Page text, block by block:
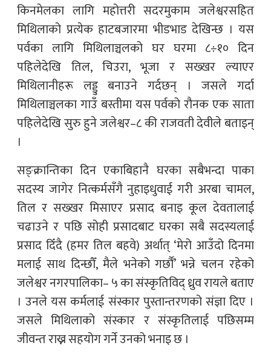
किनमेलका लागि महोत्तरी सदरमुकाम जलेश्वरसहित
मिथिलाको प्रत्येक हाटबजारमा भीडभाड देखिन्छ । यस
पर्वका लागि मिथिलाञ्चलको घर घरमा ८÷१० दिन
पहिलेदेखि तिल, चिउरा, भूजा र सख्खर ल्याएर
मिथिलानीहरू लड्डु बनाउने गर्दछन् । जसले गर्दा
मिथिलाञ्चलका गाउँ बस्तीमा यस पर्वको रौनक एक साता
पहिलेदेखि सुरु हुने जलेश्वर–८ की राजवती देवीले बताइन्
।
सङ्क्रान्तिका दिन एकाबिहानै घरका सबैभन्दा पाका
सदस्य जागेर नित्कर्मसँगै नुहाइधुवाई गरी अरबा चामल,
तिल र सख्खर मिसाएर प्रसाद बनाइ कूल देवतालाई
चढाउने र पछि सोही प्रसादबाट घरका सबै सदस्यलाई
प्रसाद दिँदै (हमर तिल बहवे) अर्थात् ‘मेरो आउँदो दिनमा
मलाई साथ दिन्छौँ, मैले भनेको गर्छौँ’ भन्ने चलन रहेको
जलेश्वर नगरपालिका– ५ का संस्कृतिविद् ध्रुव रायले बताए
। उनले यस कर्मलाई संस्कार पुस्तान्तरणको संज्ञा दिए ।
जसले मिथिलाको संस्कार र संस्कृतिलाई पछिसम्म
जीवन्त राख्न सहयोग गर्ने उनको भनाइ छ ।